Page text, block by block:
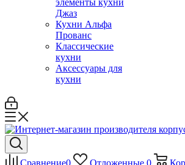
элементы кухни
Джаз
Кухни Альфа
Прованс
Классические
кухни
Аксессуары для
кухни
Сравнение0 Отложенные 0